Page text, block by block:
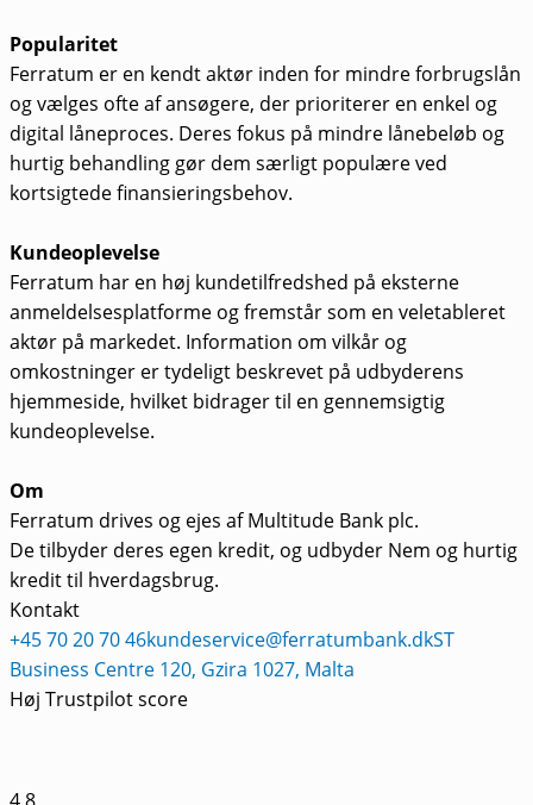
Popularitet
Ferratum er en kendt aktør inden for mindre forbrugslån
og vælges ofte af ansøgere, der prioriterer en enkel og
digital låneproces. Deres fokus på mindre lånebeløb og
hurtig behandling gør dem særligt populære ved
kortsigtede finansieringsbehov.
Kundeoplevelse
Ferratum har en høj kundetilfredshed på eksterne
anmeldelsesplatforme og fremstår som en veletableret
aktør på markedet. Information om vilkår og
omkostninger er tydeligt beskrevet på udbyderens
hjemmeside, hvilket bidrager til en gennemsigtig
kundeoplevelse.
Om
Ferratum drives og ejes af Multitude Bank plc.
De tilbyder deres egen kredit, og udbyder Nem og hurtig
kredit til hverdagsbrug.
Kontakt
+45 70 20 70 46kundeservice@ferratumbank.dkST
Business Centre 120, Gzira 1027, Malta
Høj Trustpilot score